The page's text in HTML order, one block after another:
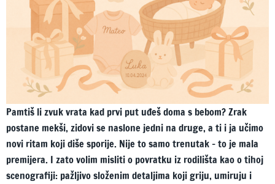
Pamtiš li zvuk vrata kad prvi put uđeš doma s bebom? Zrak
postane mekši, zidovi se naslone jedni na druge, a ti i ja učimo
novi ritam koji diše sporije. Nije to samo trenutak – to je mala
premijera. I zato volim misliti o povratku iz rodilišta kao o tihoj
scenografiji: pažljivo složenim detaljima koji griju, umiruju i